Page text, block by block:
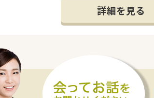
味"での地域医療に携われる】
かかりつけ対応も行っており、
積極的で、地域密着型の薬局ならではの
精神を応援しています】
なく、チャレンジ精神のある方をサポートし
管理薬剤師、新規開局に携わるなどのキャ
離感が近いことから、ドクターとの連携な
詳細を見る